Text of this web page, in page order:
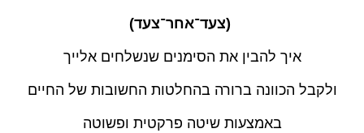
(צעד־אחר־צעד)
איך להבין את הסימנים שנשלחים אלייך
ולקבל הכוונה ברורה בהחלטות החשובות של החיים
באמצעות שיטה פרקטית ופשוטה